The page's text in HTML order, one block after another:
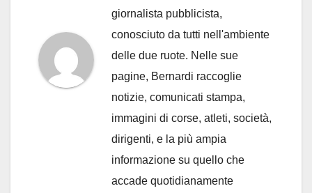
giornalista pubblicista,
conosciuto da tutti nell'ambiente
delle due ruote. Nelle sue
pagine, Bernardi raccoglie
notizie, comunicati stampa,
immagini di corse, atleti, società,
dirigenti, e la più ampia
informazione su quello che
accade quotidianamente